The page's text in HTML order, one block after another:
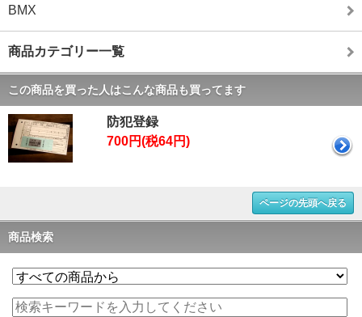
BMX
商品カテゴリー一覧
この商品を買った人はこんな商品も買ってます
防犯登録
700円(税64円)
ページの先頭へ戻る
商品検索